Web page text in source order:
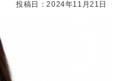
投稿日：2024年11月21日